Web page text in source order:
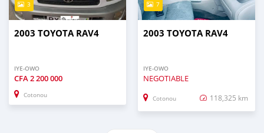
3
2003 TOYOTA RAV4
IYE-OWO
CFA2 200 000
Cotonou
7
2003 TOYOTA RAV4
IYE-OWO
NEGOTIABLE
Cotonou 118,325 km